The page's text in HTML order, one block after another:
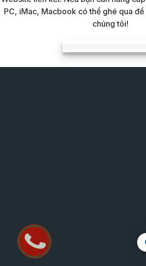
PC, iMac, Macbook có thể ghé qua
chúng tôi!